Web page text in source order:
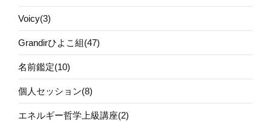
Voicy(3)
Grandirひよこ組(47)
名前鑑定(10)
個人セッション(8)
エネルギー哲学上級講座(2)